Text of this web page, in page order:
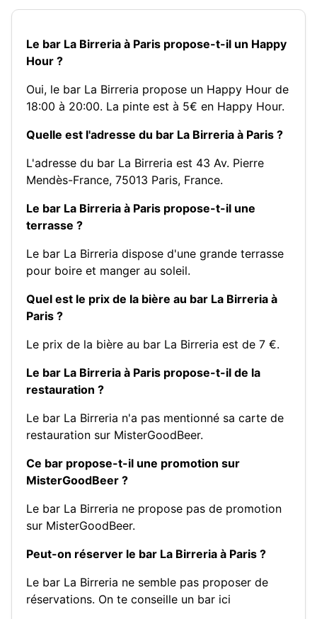
Le bar La Birreria à Paris propose-t-il un Happy
Hour ?
Oui, le bar La Birreria propose un Happy Hour de
18:00 à 20:00. La pinte est à 5€ en Happy Hour.
Quelle est l'adresse du bar La Birreria à Paris ?
L'adresse du bar La Birreria est 43 Av. Pierre
Mendès-France, 75013 Paris, France.
Le bar La Birreria à Paris propose-t-il une
terrasse ?
Le bar La Birreria dispose d'une grande terrasse
pour boire et manger au soleil.
Quel est le prix de la bière au bar La Birreria à
Paris ?
Le prix de la bière au bar La Birreria est de 7 €.
Le bar La Birreria à Paris propose-t-il de la
restauration ?
Le bar La Birreria n'a pas mentionné sa carte de
restauration sur MisterGoodBeer.
Ce bar propose-t-il une promotion sur
MisterGoodBeer ?
Le bar La Birreria ne propose pas de promotion
sur MisterGoodBeer.
Peut-on réserver le bar La Birreria à Paris ?
Le bar La Birreria ne semble pas proposer de
réservations. On te conseille un bar ici